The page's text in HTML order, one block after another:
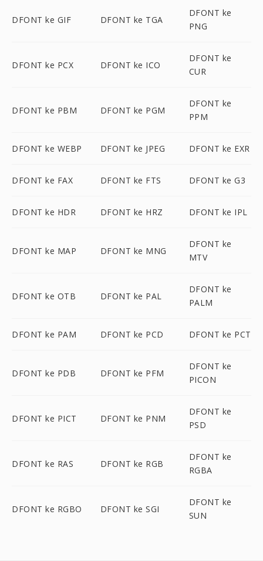
DFONT ke GIF DFONT ke TGA
DFONT ke
PNG
DFONT ke PCX DFONT ke ICO
DFONT ke
CUR
DFONT ke PBM DFONT ke PGM
DFONT ke
PPM
DFONT ke WEBP DFONT ke JPEG DFONT ke EXR
DFONT ke FAX DFONT ke FTS DFONT ke G3
DFONT ke HDR DFONT ke HRZ DFONT ke IPL
DFONT ke MAP DFONT ke MNG
DFONT ke
MTV
DFONT ke OTB DFONT ke PAL
DFONT ke
PALM
DFONT ke PAM DFONT ke PCD DFONT ke PCT
DFONT ke PDB DFONT ke PFM
DFONT ke
PICON
DFONT ke PICT DFONT ke PNM
DFONT ke
PSD
DFONT ke RAS DFONT ke RGB
DFONT ke
RGBA
DFONT ke RGBO DFONT ke SGI
DFONT ke
SUN